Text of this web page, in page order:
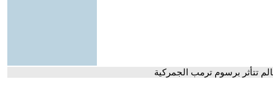
تتأثر برسوم ترمب الجمركية